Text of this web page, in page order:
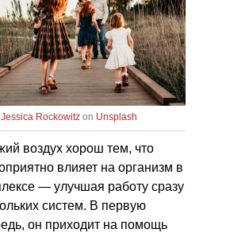
Jessica Rockowitz on Unsplash
воздух хорош тем, что
влияет на организм в
— улучшая работу сразу
систем. В первую
он приходит на помощь